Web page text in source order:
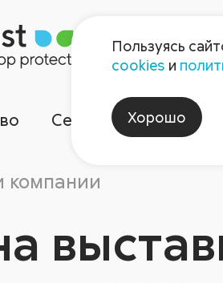
Сервисы
компании
Пользуясь
cookies и
Хорошо